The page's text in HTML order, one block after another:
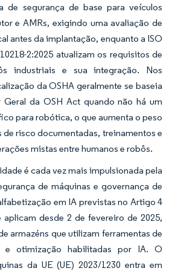
de segurança de base para veículos
e AMRs, exigindo uma avaliação de
antes da implantação, enquanto a ISO
2:2025 atualizam os requisitos de
industriais e sua integração. Nos
da OSHA geralmente se baseia
Geral da OSH Act quando não há um
para robótica, o que aumenta o peso
risco documentadas, treinamentos e
mistas entre humanos e robôs.
é cada vez mais impulsionada pela
de máquinas e governança de
em IA previstas no Artigo 4
aplicam desde 2 de fevereiro de 2025,
armazéns que utilizam ferramentas de
e otimização habilitadas por IA. O
da UE (UE) 2023/1230 entra em